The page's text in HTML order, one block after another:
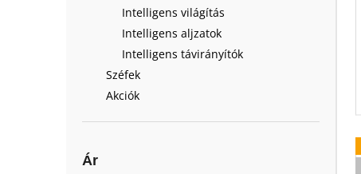
Intelligens világítás
Intelligens aljzatok
Intelligens távirányítók
Széfek
Akciók
Ár